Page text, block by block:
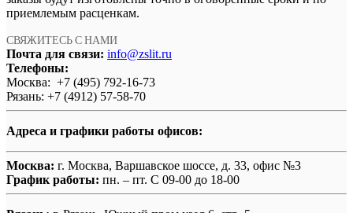
приемлемым расценкам.
СВЯЖИТЕСЬ С НАМИ
Почта для связи: info@zslit.ru
Телефоны:
Москва: +7 (495) 792-16-73
Рязань: +7 (4912) 57-58-70
Адреса и графики работы офисов:
Москва: г. Москва, Варшавское шоссе, д. 33, офис №3
График работы: пн. – пт. С 09-00 до 18-00